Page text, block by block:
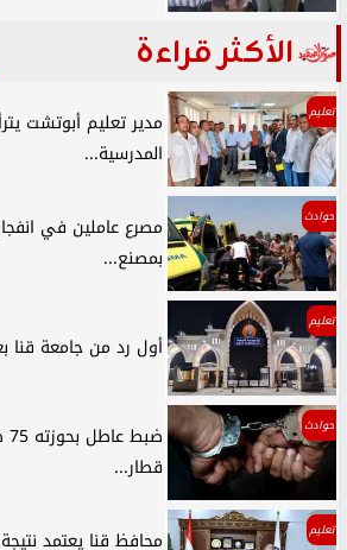
الأكثر قراءة
تعليم
مدير تعليم أبوتشت
المدرسية...
حوادث
مصرع عاملين في
بمصنع...
تعليم
أول رد من جامعة
حوادث
قطار...
تعليم
محافظ قنا يعتمد نتيجة